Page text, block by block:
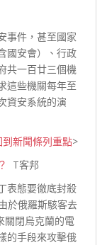
事件，甚至國家
國安會）、行政
共一百廿三個機
這些機關每年至
資安系統的演
到新聞條列重點>
T客邦
表態要徹底封殺
於俄羅斯駭客去
關閉烏克蘭的電
的手段來攻擊俄